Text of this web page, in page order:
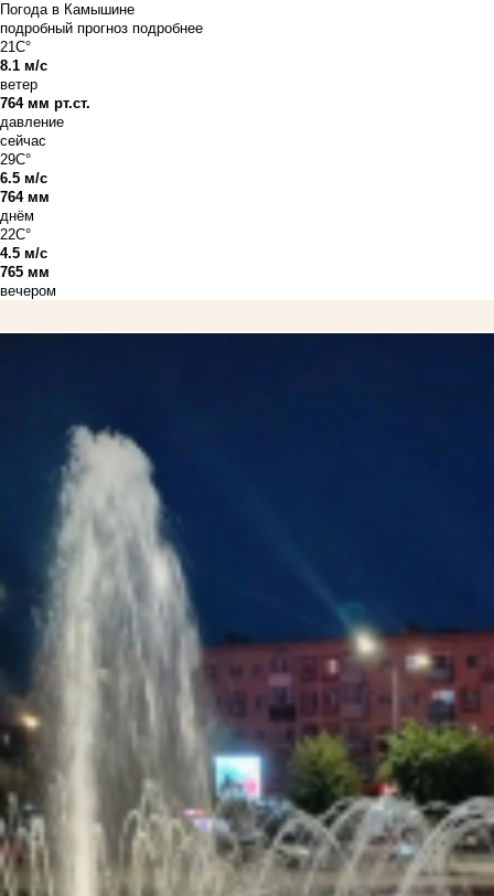
Погода в Камышине
подробный прогноз подробнее
21C°
8.1 м/с
ветер
764 мм рт.ст.
давление
сейчас
29C°
6.5 м/с
764 мм
днём
22C°
4.5 м/с
765 мм
вечером